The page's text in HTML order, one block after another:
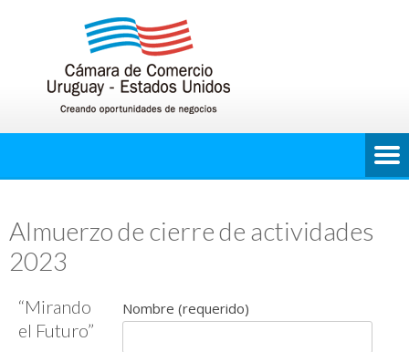
Almuerzo de cierre de actividades
2023
“Mirando
el Futuro”
Nombre (requerido)